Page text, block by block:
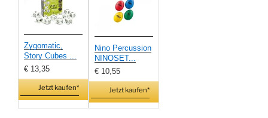
Zygomatic,
Story Cubes ...
€ 13,35
Jetzt kaufen*
Nino Percussion
NINOSET...
€ 10,55
Jetzt kaufen*